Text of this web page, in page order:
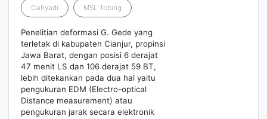
Cahyadi MSL Tobing
Penelitian deformasi G. Gede yang
terletak di kabupaten Cianjur, propinsi
Jawa Barat, dengan posisi 6 derajat
47 menit LS dan 106 derajat 59 BT,
lebih ditekankan pada dua hal yaitu
pengukuran EDM (Electro-optical
Distance measurement) atau
pengukuran jarak secara elektronik